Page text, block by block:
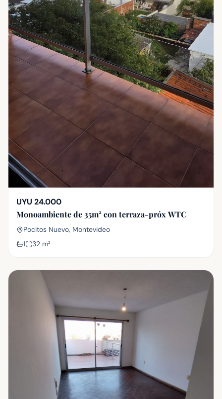
UYU 24.000
Monoambiente de 35m² con terraza-próx WTC
Pocitos Nuevo, Montevideo
1
32 m²